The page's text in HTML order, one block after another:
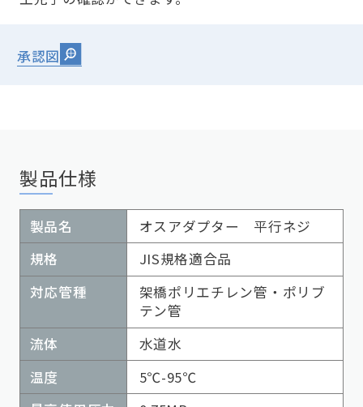
承認図
製品仕様
製品名
オスアダプター 平行ネジ
規格
JIS規格適合品
対応管種
架橋ポリエチレン管・ポリブ
テン管
流体
水道水
温度
5℃-95℃